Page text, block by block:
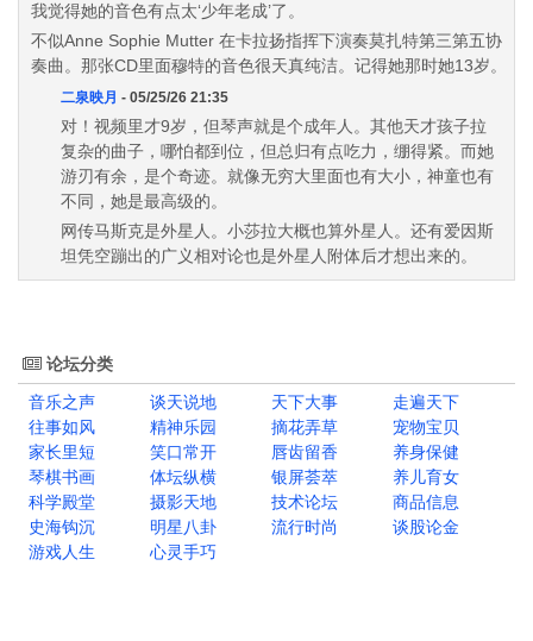
我觉得她的音色有点太‘少年老成’了。
不似Anne Sophie Mutter 在卡拉扬指挥下演奏莫扎特第三第五协
奏曲。那张CD里面穆特的音色很天真纯洁。记得她那时她13岁。
二泉映月 - 05/25/26 21:35
对！视频里才9岁，但琴声就是个成年人。其他天才孩子拉
复杂的曲子，哪怕都到位，但总归有点吃力，绷得紧。而她
游刃有余，是个奇迹。就像无穷大里面也有大小，神童也有
不同，她是最高级的。
网传马斯克是外星人。小莎拉大概也算外星人。还有爱因斯
坦凭空蹦出的广义相对论也是外星人附体后才想出来的。
论坛分类
音乐之声
谈天说地 天下大事
走遍天下
往事如风
精神乐园 摘花弄草
宠物宝贝
家长里短
笑口常开 唇齿留香
养身保健
琴棋书画
体坛纵横 银屏荟萃
养儿育女
科学殿堂
摄影天地 技术论坛
商品信息
史海钩沉
明星八卦 流行时尚
谈股论金
游戏人生
心灵手巧